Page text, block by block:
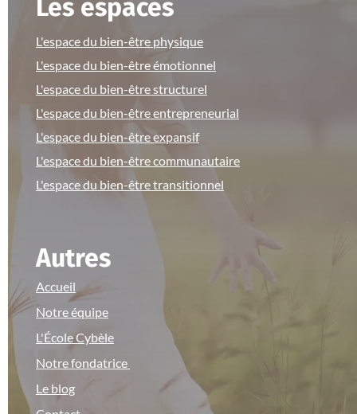
Les espaces
L'espace du bien-être physique
L'espace du bien-être émotionnel
L'espace du bien-être structurel
L'espace du bien-être entrepreneurial
L'espace du bien-être expansif
L'espace du bien-être communautaire
L'espace du bien-être transitionnel
Autres
Accueil
Notre équipe
L'École Cybèle
Notre fondatrice
Le blog